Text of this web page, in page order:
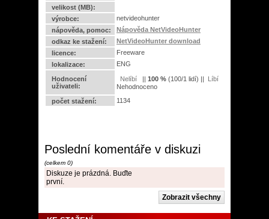
velikost (MB):
výrobce:
netvideohunter
nápověda, pomoc:
Nápověda NetVideoHunter
odkaz ke stažení:
NetVideoHunter download
licence:
Freeware
lokalizace:
ENG
Hodnocení
uživateli:
|| 100 % (100/1 lidí) ||
Nehodnoceno
počet stažení:
1134
Poslední komentáře v diskuzi
(celkem 0)
Diskuze je prázdná. Buďte
první.